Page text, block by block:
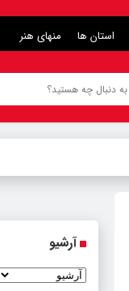
استان ها منهای هنر
آرشیو